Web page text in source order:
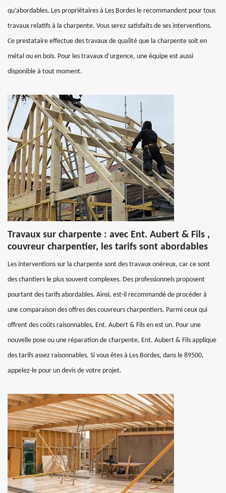
qu’abordables. Les propriétaires à Les Bordes le recommandent pour tous
travaux relatifs à la charpente. Vous serez satisfaits de ses interventions.
Ce prestataire effectue des travaux de qualité que la charpente soit en
métal ou en bois. Pour les travaux d’urgence, une équipe est aussi
disponible à tout moment.
Travaux sur charpente : avec Ent. Aubert & Fils ,
couvreur charpentier, les tarifs sont abordables
Les interventions sur la charpente sont des travaux onéreux, car ce sont
des chantiers le plus souvent complexes. Des professionnels proposent
pourtant des tarifs abordables. Ainsi, est-il recommandé de procéder à
une comparaison des offres des couvreurs charpentiers. Parmi ceux qui
offrent des coûts raisonnables, Ent. Aubert & Fils en est un. Pour une
nouvelle pose ou une réparation de charpente, Ent. Aubert & Fils applique
des tarifs assez raisonnables. Si vous êtes à Les Bordes, dans le 89500,
appelez-le pour un devis de votre projet.